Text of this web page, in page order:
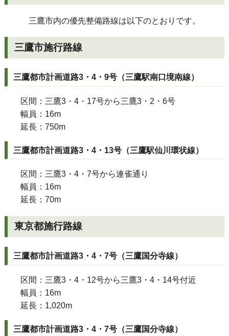
三鷹市内の優先整備路線は以下のとおりです。
三鷹市施行路線
三鷹都市計画道路3・4・9号（三鷹駅南口境南線）
区間：三鷹3・4・17号から三鷹3・2・6号
幅員：16m
延長：750m
三鷹都市計画道路3・4・13号（三鷹駅仙川環状線）
区間：三鷹3・4・7号から連雀通り
幅員：16m
延長：70m
東京都施行路線
三鷹都市計画道路3・4・7号（三鷹国分寺線）
区間：三鷹3・4・12号から三鷹3・4・14号付近
幅員：16m
延長：1,020m
三鷹都市計画道路3・4・7号（三鷹国分寺線）